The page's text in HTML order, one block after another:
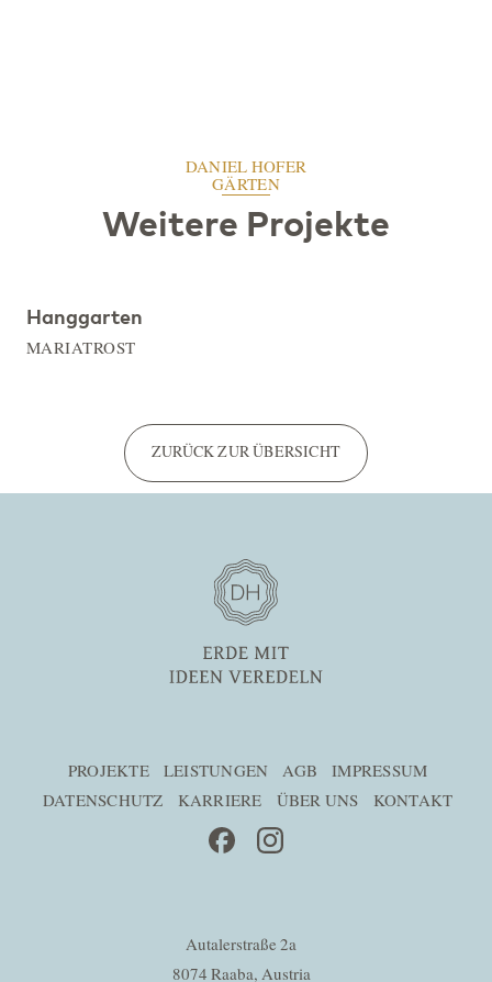
DANIEL HOFER
GÄRTEN
Weitere Projekte
Hanggarten
MARIATROST
ZURÜCK ZUR ÜBERSICHT
PROJEKTE LEISTUNGEN AGB
IMPRESSUM
DATENSCHUTZ
KARRIERE ÜBER UNS KONTAKT
Autalerstraße 2a
8074 Raaba, Austria